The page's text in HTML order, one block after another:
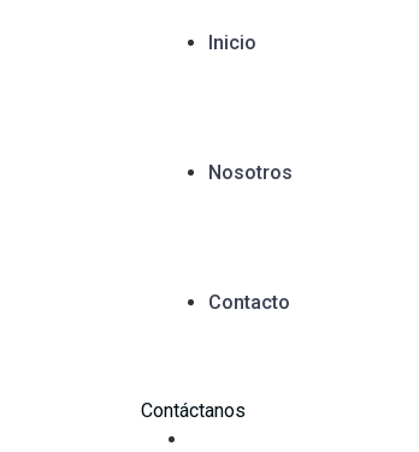
Inicio
Nosotros
Contacto
Contáctanos